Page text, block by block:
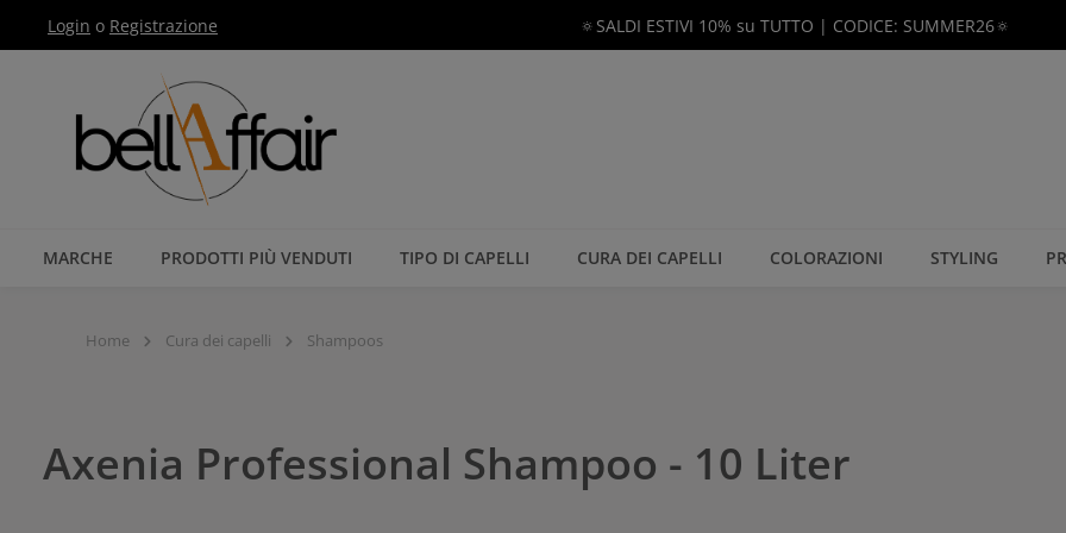
alla navigazione principale
Login o Registrazione 🔅SALDI ESTIVI 10% su TUTTO | CODICE: SUMMER26🔅
MARCHE PRODOTTI PIÙ VENDUTI TIPO DI CAPELLI CURA DEI CAPELLI COLORAZIONI STYLING
Home Cura dei capelli Shampoos
Axenia Professional Shampoo - 10 Liter